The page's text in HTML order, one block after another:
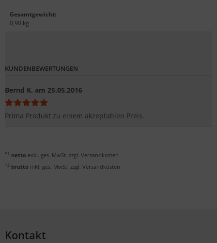
Gesamtgewicht:
0,90 kg
KUNDENBEWERTUNGEN
Bernd K. am 25.05.2016
Prima Produkt zu einem akzeptablen Preis.
*1 netto exkl. ges. MwSt. zzgl. Versandkosten
*2 brutto inkl. ges. MwSt. zzgl. Versandkosten
Kontakt